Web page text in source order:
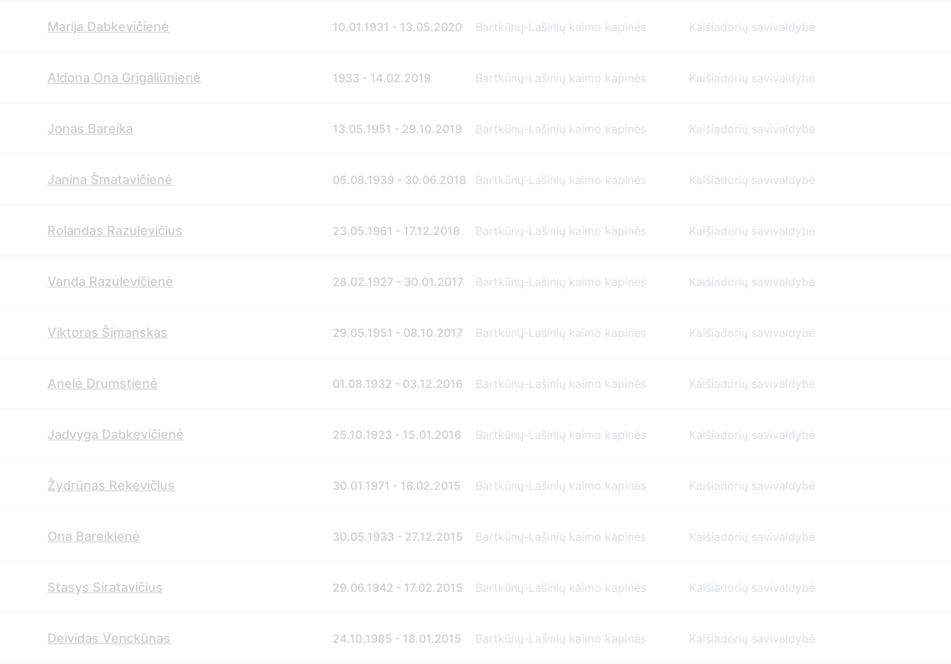
Marija Dabkevičienė 10.01.1931 - 13.05.2020 Bartkūnų-Lašinių kaimo kapinės Kaišiadorių savivaldybė
Aldona Ona Grigaliūnienė 1933 - 14.02.2019 Bartkūnų-Lašinių kaimo kapinės Kaišiadorių savivaldybė
Jonas Bareika 13.05.1951 - 29.10.2019 Bartkūnų-Lašinių kaimo kapinės Kaišiadorių savivaldybė
Janina Šmatavičienė 05.08.1939 - 30.06.2018 Bartkūnų-Lašinių kaimo kapinės Kaišiadorių savivaldybė
Rolandas Razulevičius 23.05.1961 - 17.12.2018 Bartkūnų-Lašinių kaimo kapinės Kaišiadorių savivaldybė
Vanda Razulevičienė 28.02.1927 - 30.01.2017 Bartkūnų-Lašinių kaimo kapinės Kaišiadorių savivaldybė
Viktoras Šimanskas 29.05.1951 - 08.10.2017 Bartkūnų-Lašinių kaimo kapinės Kaišiadorių savivaldybė
Anelė Drumstienė 01.08.1932 - 03.12.2016 Bartkūnų-Lašinių kaimo kapinės Kaišiadorių savivaldybė
Jadvyga Dabkevičienė 25.10.1923 - 15.01.2016 Bartkūnų-Lašinių kaimo kapinės Kaišiadorių savivaldybė
Žydrūnas Rekevičius 30.01.1971 - 16.02.2015 Bartkūnų-Lašinių kaimo kapinės Kaišiadorių savivaldybė
Ona Bareikienė 30.05.1933 - 27.12.2015 Bartkūnų-Lašinių kaimo kapinės Kaišiadorių savivaldybė
Stasys Siratavičius 29.06.1942 - 17.02.2015 Bartkūnų-Lašinių kaimo kapinės Kaišiadorių savivaldybė
Deividas Venckūnas 24.10.1985 - 18.01.2015 Bartkūnų-Lašinių kaimo kapinės Kaišiadorių savivaldybė